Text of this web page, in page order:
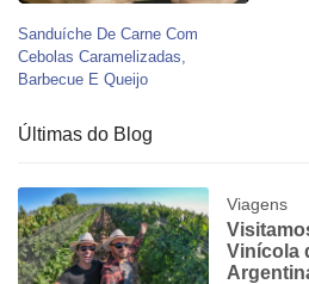
Sanduíche De Carne Com
Cebolas Caramelizadas,
Barbecue E Queijo
Últimas do Blog
Viagens
Vinícola